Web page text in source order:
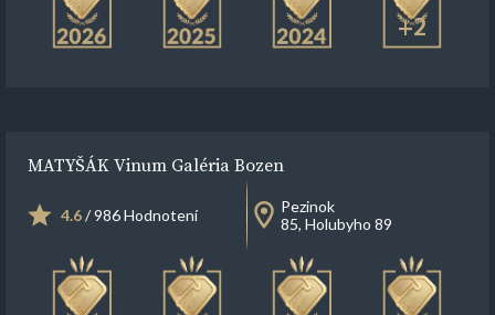
+2
MATYŠÁK Vinum Galéria Bozen
4.6/ 986 Hodnotení
Pezinok
85, Holubyho 89